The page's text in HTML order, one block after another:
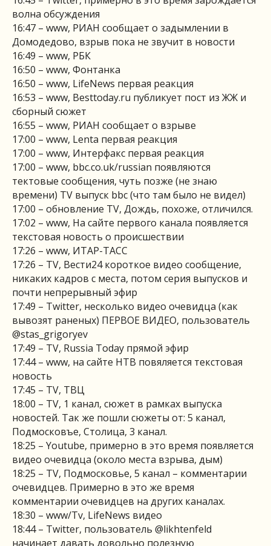
волна обсуждения
16:47 – www, РИАН сообщает о задымлении в
Домодедово, взрыв пока не звучит в новости
16:49 – www, РБК
16:50 – www, Фонтанка
16:50 – www, LifeNews первая реакция
16:53 – www, Besttoday.ru публикует пост из ЖЖ и
сборный сюжет
16:55 – www, РИАН сообщает о взрыве
17:00 – www, Lenta первая реакция
17:00 – www, Интерфакс первая реакция
17:00 – www, bbc.co.uk/russian появляются
тектовые сообщения, чуть позже (не знаю
времени) TV выпуск bbc (что там было не видел)
17:00 – обновление TV, Дождь, похоже, отличился.
17:02 – www, На сайте первого канала появляется
текстовая новость о происшествии
17:26 – www, ИТАР-ТАСС
17:26 – TV, Вести24 короткое видео сообщение,
никаких кадров с места, потом серия выпусков и
почти непрерывный эфир
17:49 – Twitter, несколько видео очевидца (как
вывозят раненых) ПЕРВОЕ ВИДЕО, пользователь
@stas_grigoryev
17:49 – TV, Russia Today прямой эфир
17:44 – www, на сайте НТВ повяляется текстовая
новость
17:45 – TV, ТВЦ
18:00 – TV, 1 канал, сюжет в рамках выпуска
новостей. Так же пошли сюжеты от: 5 канал,
Подмосковъе, Столица, 3 канал.
18:25 – Youtube, примерно в это время появляется
видео очевидца (около места взрыва, дым)
18:25 – TV, Подмосковье, 5 канал – комментарии
очевидцев. Примерно в это же время
комментарии очевидцев на других каналах.
18:30 – www/Tv, LifeNews видео
18:44 – Twitter, пользователь @likhtenfeld
начинает давать довольно полезную